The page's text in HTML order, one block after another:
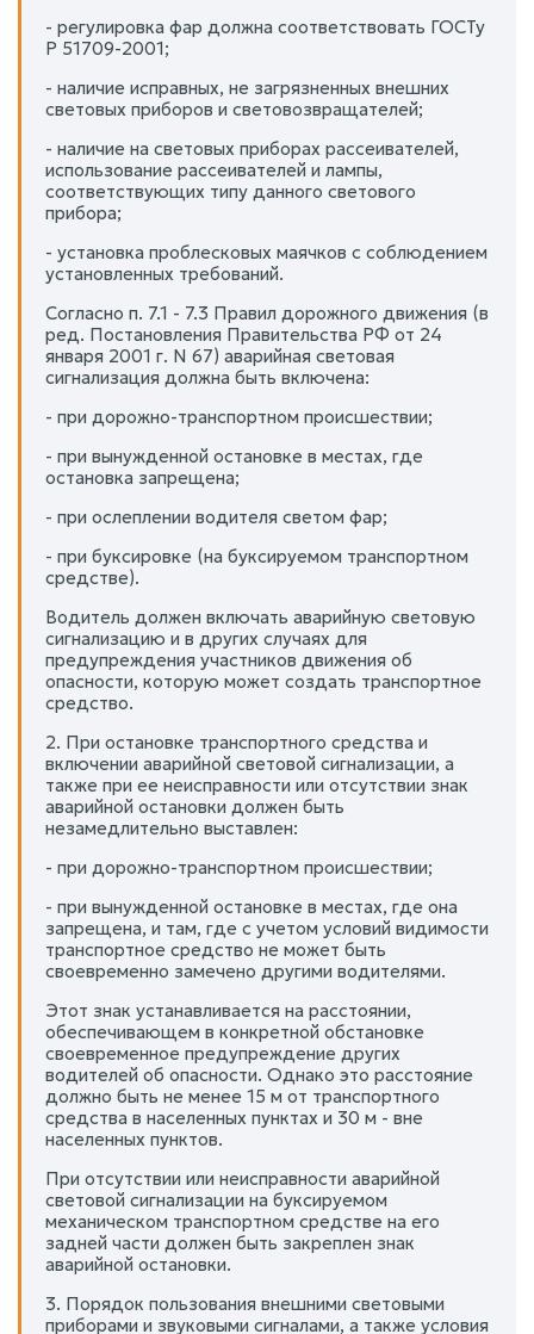
- регулировка фар должна соответствовать ГОСТу
Р 51709-2001;
- наличие исправных, не загрязненных внешних
световых приборов и световозвращателей;
- наличие на световых приборах рассеивателей,
использование рассеивателей и лампы,
соответствующих типу данного светового
прибора;
- установка проблесковых маячков с соблюдением
установленных требований.
Согласно п. 7.1 - 7.3 Правил дорожного движения (в
ред. Постановления Правительства РФ от 24
января 2001 г. N 67) аварийная световая
сигнализация должна быть включена:
- при дорожно-транспортном происшествии;
- при вынужденной остановке в местах, где
остановка запрещена;
- при ослеплении водителя светом фар;
- при буксировке (на буксируемом транспортном
средстве).
Водитель должен включать аварийную световую
сигнализацию и в других случаях для
предупреждения участников движения об
опасности, которую может создать транспортное
средство.
2. При остановке транспортного средства и
включении аварийной световой сигнализации, а
также при ее неисправности или отсутствии знак
аварийной остановки должен быть
незамедлительно выставлен:
- при дорожно-транспортном происшествии;
- при вынужденной остановке в местах, где она
запрещена, и там, где с учетом условий видимости
транспортное средство не может быть
своевременно замечено другими водителями.
Этот знак устанавливается на расстоянии,
обеспечивающем в конкретной обстановке
своевременное предупреждение других
водителей об опасности. Однако это расстояние
должно быть не менее 15 м от транспортного
средства в населенных пунктах и 30 м - вне
населенных пунктов.
При отсутствии или неисправности аварийной
световой сигнализации на буксируемом
механическом транспортном средстве на его
задней части должен быть закреплен знак
аварийной остановки.
3. Порядок пользования внешними световыми
приборами и звуковыми сигналами, а также условия